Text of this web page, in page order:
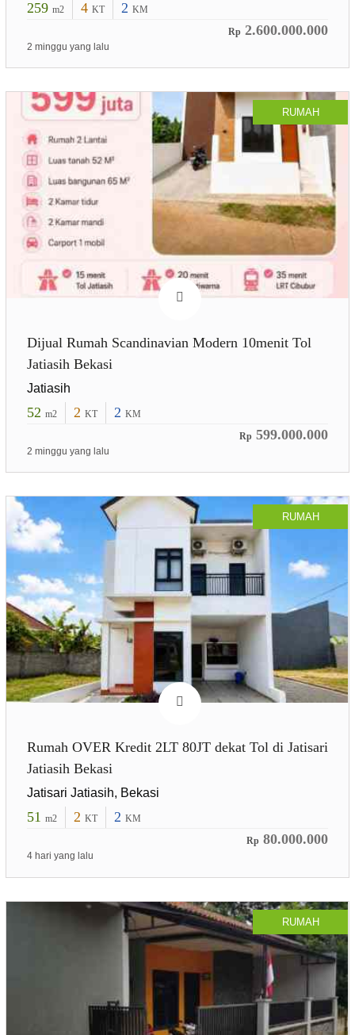
259 m2 4 KT 2 KM
Rp 2.600.000.000
2 minggu yang lalu
RUMAH
Dijual Rumah Scandinavian Modern 10menit Tol
Jatiasih Bekasi
Jatiasih
52 m2 2 KT 2 KM
Rp 599.000.000
2 minggu yang lalu
RUMAH
Rumah OVER Kredit 2LT 80JT dekat Tol di Jatisari
Jatiasih Bekasi
Jatisari Jatiasih, Bekasi
51 m2 2 KT 2 KM
Rp 80.000.000
4 hari yang lalu
RUMAH